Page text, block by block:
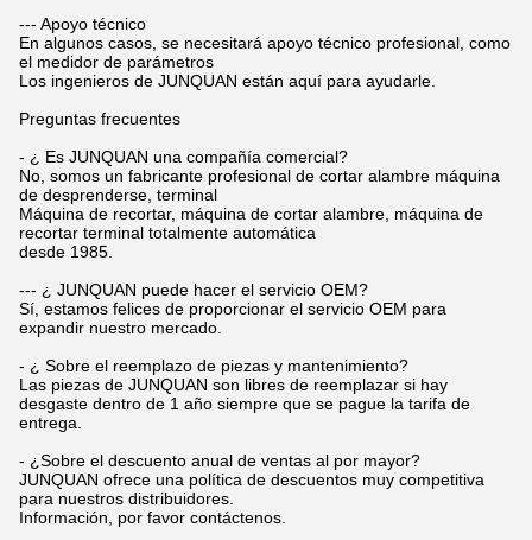
--- Apoyo técnico
En algunos casos, se necesitará apoyo técnico profesional, como
el medidor de parámetros
Los ingenieros de JUNQUAN están aquí para ayudarle.
Preguntas frecuentes
- ¿ Es JUNQUAN una compañía comercial?
No, somos un fabricante profesional de cortar alambre máquina
de desprenderse, terminal
Máquina de recortar, máquina de cortar alambre, máquina de
recortar terminal totalmente automática
desde 1985.
--- ¿ JUNQUAN puede hacer el servicio OEM?
Sí, estamos felices de proporcionar el servicio OEM para
expandir nuestro mercado.
- ¿ Sobre el reemplazo de piezas y mantenimiento?
Las piezas de JUNQUAN son libres de reemplazar si hay
desgaste dentro de 1 año siempre que se pague la tarifa de
entrega.
- ¿Sobre el descuento anual de ventas al por mayor?
JUNQUAN ofrece una política de descuentos muy competitiva
para nuestros distribuidores.
Información, por favor contáctenos.